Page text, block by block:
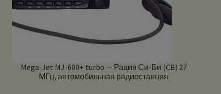
Mega-Jet MJ-600+ turbo — Рация Си-Би (CB) 27
МГц, автомобильная радиостанция